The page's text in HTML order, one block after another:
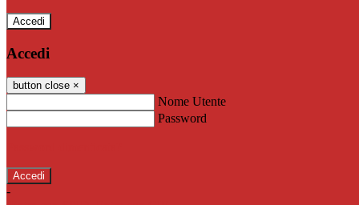
Accedi
Accedi
button close ×
Nome Utente
Password
-